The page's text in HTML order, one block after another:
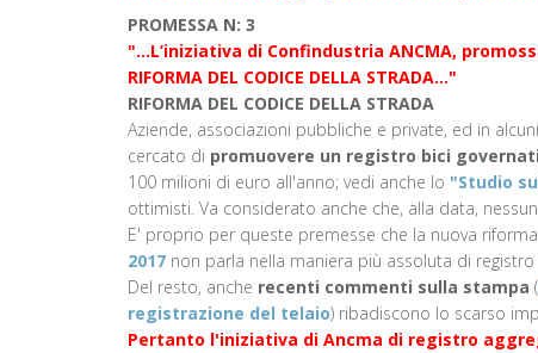
PROMESSA N: 3
"...L’iniziativa di Confindustria ANCMA,
RIFORMA DEL CODICE DELLA STRADA…"
RIFORMA DEL CODICE DELLA STRADA
Aziende, associazioni pubbliche e private, ed in
cercato di promuovere un registro bici
100 milioni di euro all'anno; vedi anche lo "Studio
ottimisti. Va considerato anche che, alla data,
E' proprio per queste premesse che la nuova
2017 non parla nella maniera più assoluta di
Del resto, anche recenti commenti sulla stampa (
registrazione del telaio) ribadiscono lo scarso
Pertanto l'iniziativa di Ancma di registro